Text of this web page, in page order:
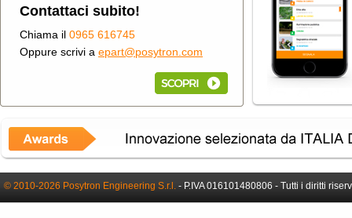
Contattaci subito!
Chiama il 0965 616745
Oppure scrivi a epart@posytron.com
© 2010-2026 Posytron Engineering S.r.l. - P.IVA 016101480806 - Tutti i diritti